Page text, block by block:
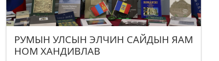
РУМЫН УЛСЫН ЭЛЧИН САЙДЫН ЯАМ
НОМ ХАНДИВЛАВ